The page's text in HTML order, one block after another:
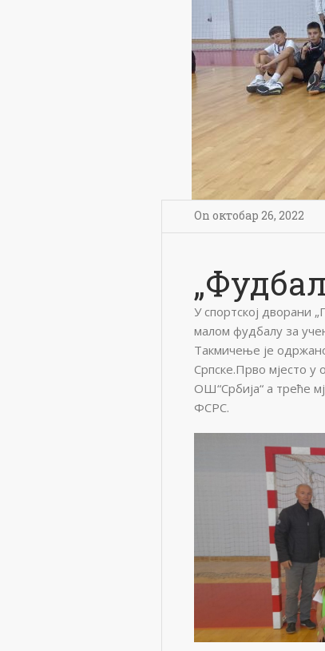
On октобар 26, 2022
У спортској дворани
малом фудбалу за
Такмичење је
Српске.Прво мјесто у
ОШ“Србија“ а треће
ФСРС.